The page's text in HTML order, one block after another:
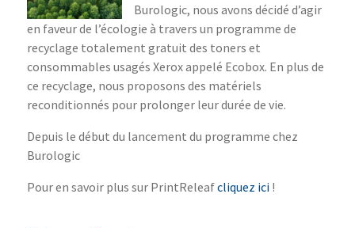
Burologic, nous avons décidé d’agir
en faveur de l’écologie à travers un programme de
recyclage totalement gratuit des toners et
consommables usagés Xerox appelé Ecobox. En plus de
ce recyclage, nous proposons des matériels
reconditionnés pour prolonger leur durée de vie.
Depuis le début du lancement du programme chez
Burologic
Pour en savoir plus sur PrintReleafcliquez ici!